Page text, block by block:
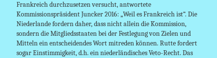
Frankreich durchzusetzen versucht, antwortete
Kommissionspräsident Juncker 2016: „Weil es Frankreich ist“. Die
Niederlande fordern daher, dass nicht allein die Kommission,
sondern die Mitgliedsstaaten bei der Festlegung von Zielen und
Mitteln ein entscheidendes Wort mitreden können. Rutte fordert
sogar Einstimmigkeit, d.h. ein niederländisches Veto-Recht. Das